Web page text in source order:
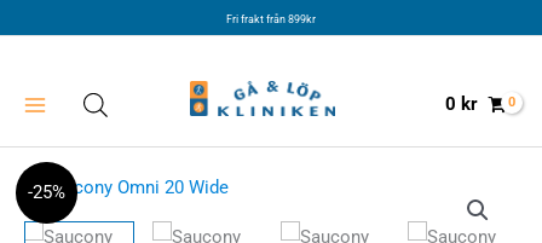
Fri frakt från 899kr
0 kr
-25%